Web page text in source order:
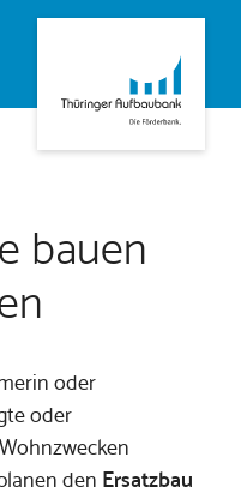
bauen
oder
oder
den Ersatzbau